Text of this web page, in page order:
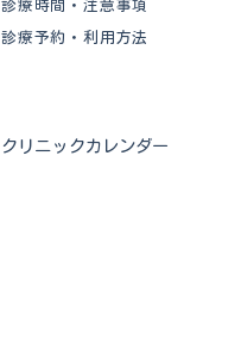
診療時間・注意事項
診療予約・利用方法
クリニックカレンダー